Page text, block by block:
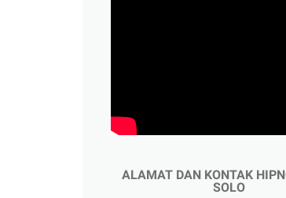
ALAMAT DAN KONTAK
SOLO